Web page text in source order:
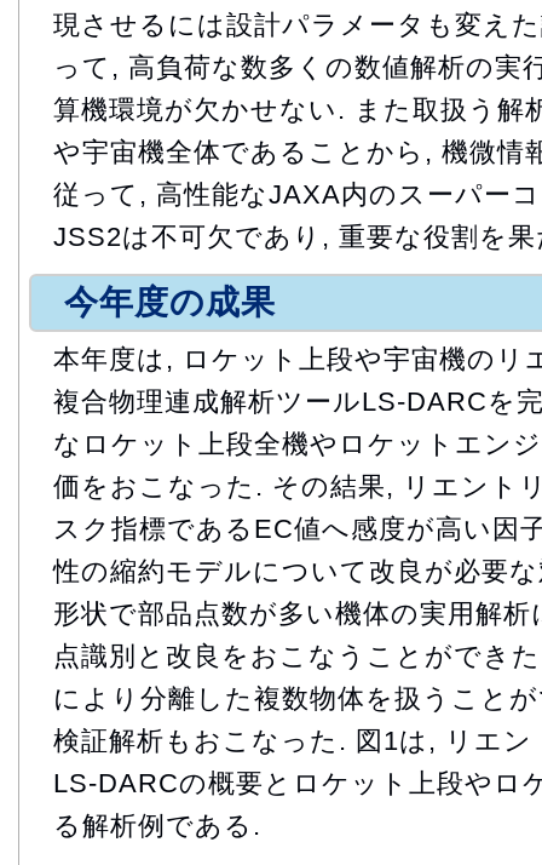
現させるには設計パラメータも変え
って, 高負荷な数多くの数値解析の実
算機環境が欠かせない. また取扱う解
や宇宙機全体であることから, 機微情
従って, 高性能なJAXA内のスーパー
JSS2は不可欠であり, 重要な役割を
今年度の成果
本年度は, ロケット上段や宇宙機のリ
複合物理連成解析ツールLS-DARCを
なロケット上段全機やロケットエン
価をおこなった. その結果, リエント
スク指標であるEC値へ感度が高い因
性の縮約モデルについて改良が必要
形状で部品点数が多い機体の実用解
点識別と改良をおこなうことができ
により分離した複数物体を扱うこと
検証解析もおこなった. 図1は, リエン
LS-DARCの概要とロケット上段やロ
る解析例である.